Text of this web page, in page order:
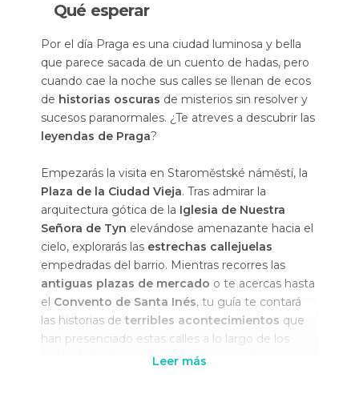
Qué esperar
Por el día Praga es una ciudad luminosa y bella
que parece sacada de un cuento de hadas, pero
cuando cae la noche sus calles se llenan de ecos
de historias oscuras de misterios sin resolver y
sucesos paranormales. ¿Te atreves a descubrir las
leyendas de Praga?
Empezarás la visita en Staroměstské náměstí, la
Plaza de la Ciudad Vieja. Tras admirar la
arquitectura gótica de la Iglesia de Nuestra
Señora de Tyn elevándose amenazante hacia el
cielo, explorarás las estrechas callejuelas
empedradas del barrio. Mientras recorres las
antiguas plazas de mercado o te acercas hasta
el Convento de Santa Inés, tu guía te contará
las historias de terribles acontecimientos que
han presenciado estas calles a lo largo de los
siglos; todo tipo de tragedias sangrientas,
Leer más